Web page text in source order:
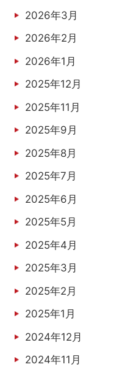
2026年3月
2026年2月
2026年1月
2025年12月
2025年11月
2025年9月
2025年8月
2025年7月
2025年6月
2025年5月
2025年4月
2025年3月
2025年2月
2025年1月
2024年12月
2024年11月